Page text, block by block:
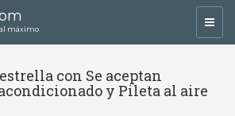
máximo
con Se aceptan
y Pileta al aire